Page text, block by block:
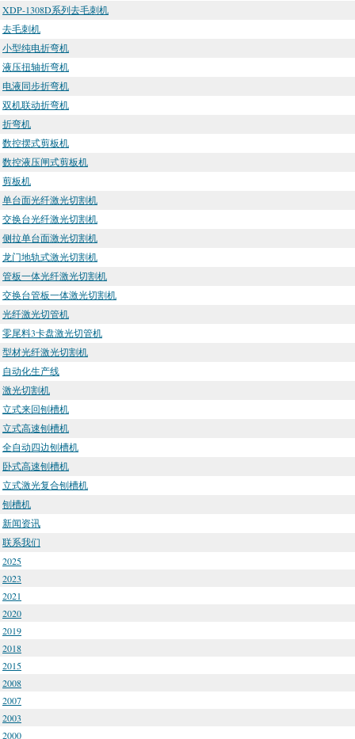
XDP-1308D系列去毛刺机
去毛刺机
小型纯电折弯机
液压扭轴折弯机
电液同步折弯机
双机联动折弯机
折弯机
数控摆式剪板机
数控液压闸式剪板机
剪板机
单台面光纤激光切割机
交换台光纤激光切割机
侧拉单台面激光切割机
龙门地轨式激光切割机
管板一体光纤激光切割机
交换台管板一体激光切割机
光纤激光切管机
零尾料3卡盘激光切管机
型材光纤激光切割机
自动化生产线
激光切割机
立式来回刨槽机
立式高速刨槽机
全自动四边刨槽机
卧式高速刨槽机
立式激光复合刨槽机
刨槽机
新闻资讯
联系我们
2025
2023
2021
2020
2019
2018
2015
2008
2007
2003
2000